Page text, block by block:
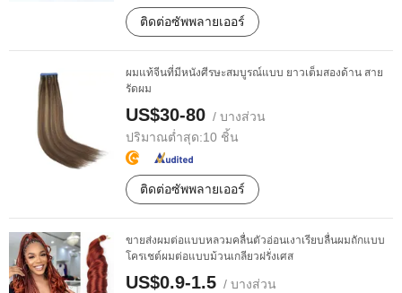
ติดต่อซัพพลายเออร์
ผมแท้จีนที่มีหนังศีรษะสมบูรณ์แบบ ยาวเต็มสองด้าน สาย
รัดผม
US$30-80 / บางส่วน
ปริมาณต่ำสุด:10 ชิ้น
ติดต่อซัพพลายเออร์
ขายส่งผมต่อแบบหลวมคลื่นตัวอ่อนเงาเรียบลื่นผมถักแบบ
โครเชต์ผมต่อแบบม้วนเกลียวฝรั่งเศส
US$0.9-1.5 / บางส่วน